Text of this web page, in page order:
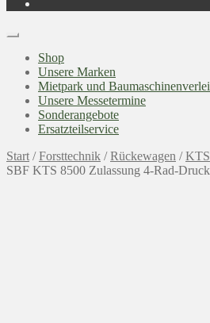
Shop
Unsere Marken
Mietpark und
Unsere Messetermine
Sonderangebote
Ersatzteilservice
Start /Forsttechnik /Rückewagen /KTS
SBF KTS 8500 Zulassung 4-Rad-